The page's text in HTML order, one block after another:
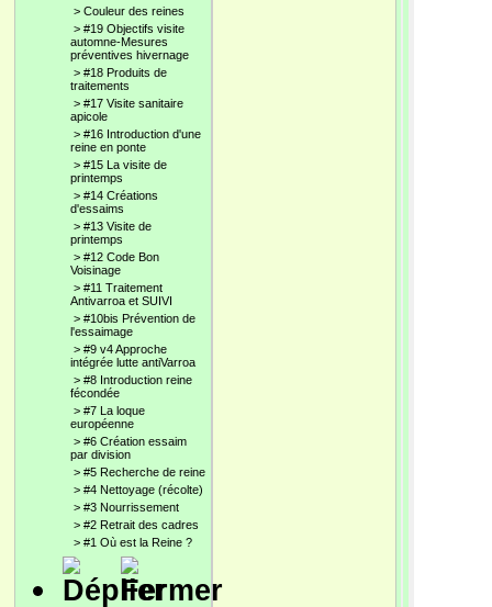
> Couleur des reines
> #19 Objectifs visite
automne-Mesures
préventives hivernage
> #18 Produits de
traitements
> #17 Visite sanitaire
apicole
> #16 Introduction d'une
reine en ponte
> #15 La visite de
printemps
> #14 Créations
d'essaims
> #13 Visite de
printemps
> #12 Code Bon
Voisinage
> #11 Traitement
Antivarroa et SUIVI
> #10bis Prévention de
l'essaimage
> #9 v4 Approche
intégrée lutte antiVarroa
> #8 Introduction reine
fécondée
> #7 La loque
européenne
> #6 Création essaim
par division
> #5 Recherche de reine
> #4 Nettoyage (récolte)
> #3 Nourrissement
> #2 Retrait des cadres
> #1 Où est la Reine ?